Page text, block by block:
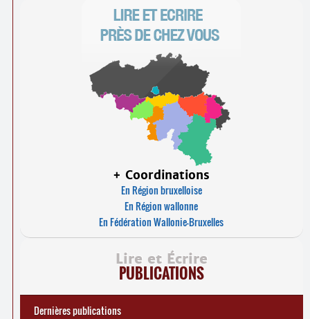
+ Coordinations
En Région bruxelloise
En Région wallonne
En Fédération Wallonie-Bruxelles
Lire et Écrire
PUBLICATIONS
Dernières publications